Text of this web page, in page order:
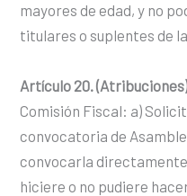
mayores de edad, y no
titulares o suplentes de
Artículo 20.
Comisión Fiscal: a)
convocatoria de
convocarla directamente
hiciere o no pudiere